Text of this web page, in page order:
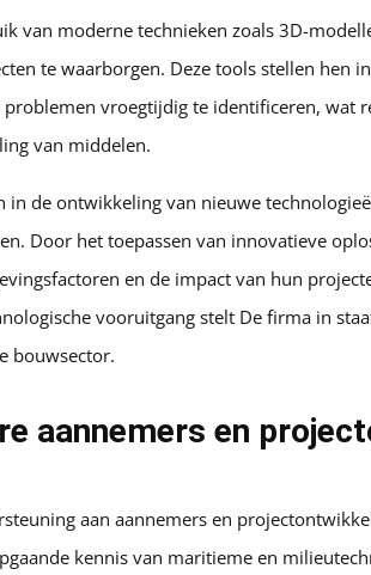
van moderne technieken zoals 3D-
te waarborgen. Deze tools stellen hen
vroegtijdig te identificeren, wat
van middelen.
in de ontwikkeling van nieuwe
Door het toepassen van innovatieve
en de impact van hun
vooruitgang stelt De firma in
bouwsector.
aannemers en
aan aannemers en
kennis van maritieme en